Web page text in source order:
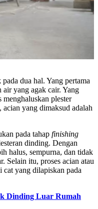
dua hal. Yang pertama
air yang agak cair. Yang
menghaluskan plester
yang dimaksud adalah
pada tahap finishing
dinding. Dengan
halus, sempurna, dan tidak
Selain itu, proses acian atau
cat yang dilapiskan pada
Dinding Luar Rumah